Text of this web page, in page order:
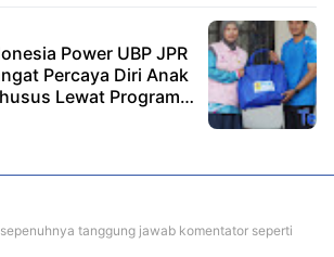
Power UBP JPR
Percaya Diri Anak
Lewat Program
tanggung jawab komentator seperti